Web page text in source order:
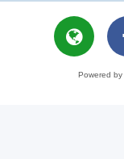
Powered by